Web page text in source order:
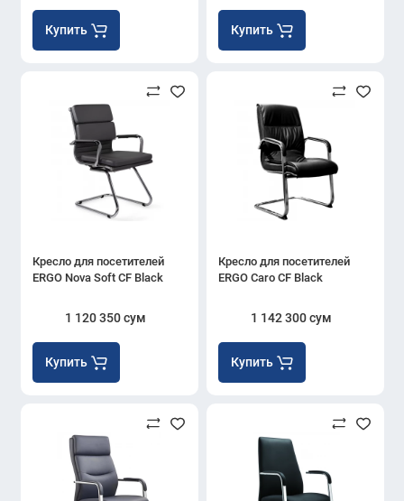
Купить Купить
Кресло для посетителей
ERGO Nova Soft CF Black
1 120 350 сум
Купить
Кресло для посетителей
ERGO Caro CF Black
1 142 300 сум
Купить